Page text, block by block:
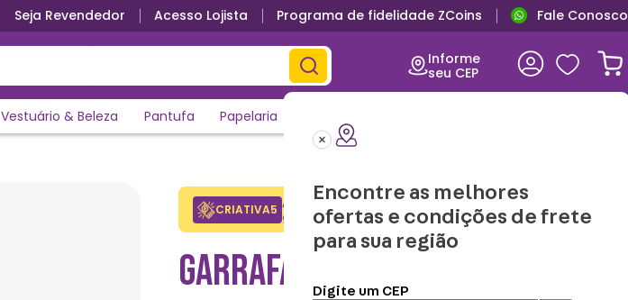
Seja Revendedor Acesso Lojista Programa de fidelidade ZCoins Fale Conosco
Informe
seu CEP
Encontre as melhores
ofertas e condições de frete
para sua região
Digite um CEP
Vestuário & Beleza Pantufa Papelaria
CRIATIVA5 Adicione o cupom no carrinho e
ganhe desconto na 1a compra.
Copiar
GARRAFA MAX BOB ESPONJA